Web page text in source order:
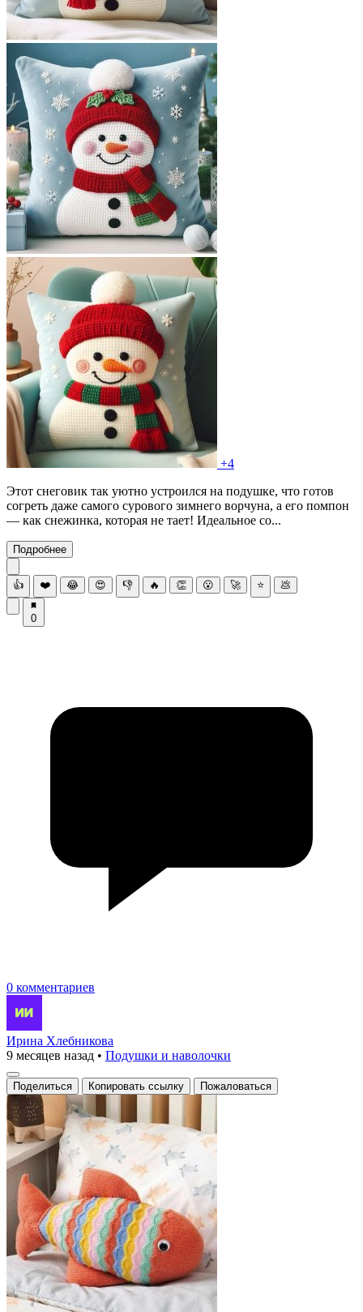
+4
Этот снеговик так уютно устроился на подушке, что готов
согреть даже самого сурового зимнего ворчуна, а его помпон
— как снежинка, которая не тает! Идеальное со...
Подробнее
👍 ❤️ 😂 😍 👎 🔥 👏 😮 🚀 ⭐ 💩
0
0 комментариев
Ирина Хлебникова
9 месяцев назад • Подушки и наволочки
Поделиться Копировать ссылку Пожаловаться